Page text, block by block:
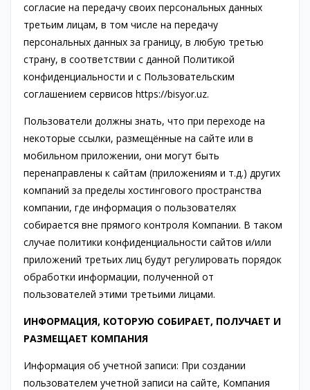
согласие на передачу своих персональных данных
третьим лицам, в том числе на передачу
персональных данных за границу, в любую третью
страну, в соответствии с данной Политикой
конфиденциальности и с Пользовательским
соглашением сервисов https://bisyor.uz.
Пользователи должны знать, что при переходе на
некоторые ссылки, размещённые на сайте или в
мобильном приложении, они могут быть
перенаправлены к сайтам (приложениям и т.д.) других
компаний за пределы хостингового пространства
компании, где информация о пользователях
собирается вне прямого контроля Компании. В таком
случае политики конфиденциальности сайтов и/или
приложений третьих лиц будут регулировать порядок
обработки информации, полученной от
пользователей этими третьими лицами.
ИНФОРМАЦИЯ, КОТОРУЮ СОБИРАЕТ, ПОЛУЧАЕТ И
РАЗМЕЩАЕТ КОМПАНИЯ
Информация об учетной записи: При создании
пользователем учетной записи на сайте, Компания